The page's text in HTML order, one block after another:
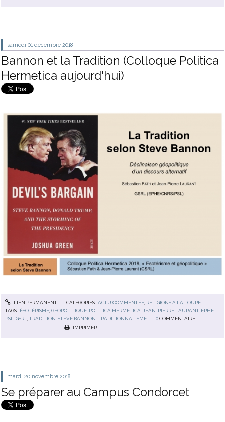
samedi 01 décembre 2018
Bannon et la Tradition (Colloque Politica
Hermetica aujourd'hui)
LIEN PERMANENT CATÉGORIES :ACTU COMMENTÉE, RELIGIONS À LA LOUPE
TAGS : ÉSOTÉRISME ,GÉOPOLITIQUE POLITICA HERMETICA JEAN-PIERRE LAURANT, EPHE
PSL
,GSRL ,TRADITION ,STEVE BANNON ,TRADITIONNALISME 0 COMMENTAIRE
IMPRIMER
mardi 20 novembre 2018
Se préparer au Campus Condorcet